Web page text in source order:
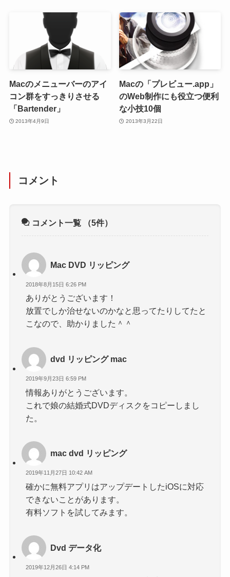
Macのメニューバーのアイ
コン群をすっきりさせる
「Bartender」
2013年4月9日
Macの「プレビュー.app」
のWeb制作にも役立つ便利
な小技10個
2013年3月22日
コメント
コメント一覧 （5件）
Mac DVD リッピング
2018年8月15日 6:26 PM
ありがとうございます！
放置でしか治せないのかなと思ってたりしてたと
こなので、助かりました＾＾
dvd リッピング mac
2019年9月23日 6:59 PM
情報ありがとうございます。
これで娘の結婚式DVDディスクをコピーしまし
た。
mac dvd リッピング
2019年11月27日 10:42 AM
確かに無料アプリはアップデートしたiOSに対応
できないことがあります。
有料ソフトを試してみます。
Dvd データ化
2019年12月26日 4:14 PM